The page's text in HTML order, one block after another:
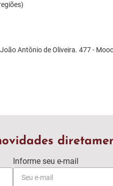
Antônio de Oliveira. 477 -